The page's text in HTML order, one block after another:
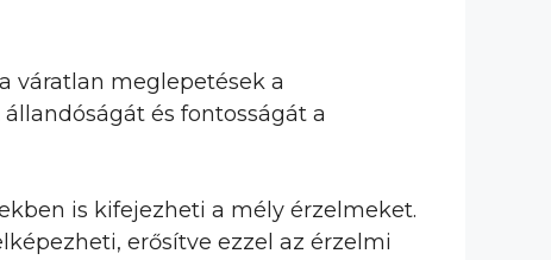
váratlan meglepetések a
és fontosságát a
is kifejezheti a mély érzelmeket.
erősítve ezzel az érzelmi